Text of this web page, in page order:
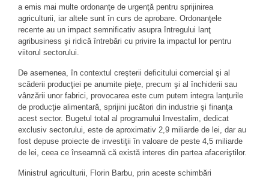
a emis mai multe ordonanţe de urgenţă pentru sprijinirea
agriculturii, iar altele sunt în curs de aprobare. Ordonanţele
recente au un impact semnificativ asupra întregului lanţ
agribusiness şi ridică întrebări cu privire la impactul lor pentru
viitorul sectorului.
De asemenea, în contextul creşterii deficitului comercial şi al
scăderii producţiei pe anumite pieţe, precum şi al închiderii sau
vânzării unor fabrici, provocarea este cum putem integra lanţurile
de producţie alimentară, sprijini jucători din industrie şi finanţa
acest sector. Bugetul total al programului Investalim, dedicat
exclusiv sectorului, este de aproximativ 2,9 miliarde de lei, dar au
fost depuse proiecte de investiţii în valoare de peste 4,5 miliarde
de lei, ceea ce înseamnă că există interes din partea afaceriştilor.
Ministrul agriculturii, Florin Barbu, prin aceste schimbări